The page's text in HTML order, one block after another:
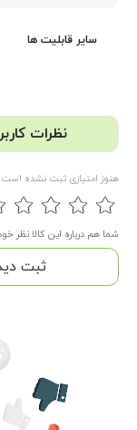
سایر قابلیت ها
نظرات
هنوز امتیازی ثبت نشده است
شما هم درباره این کالا نظر
ثبت